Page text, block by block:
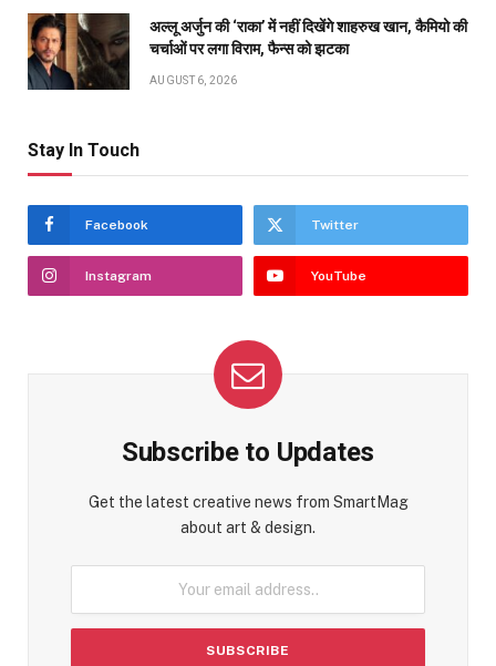
अल्लू अर्जुन की ‘राका’ में नहीं दिखेंगे शाहरुख खान, कैमियो की
चर्चाओं पर लगा विराम, फैन्स को झटका
AUGUST 6, 2026
Stay In Touch
Facebook Twitter
Instagram YouTube
Subscribe to Updates
Get the latest creative news from SmartMag
about art & design.